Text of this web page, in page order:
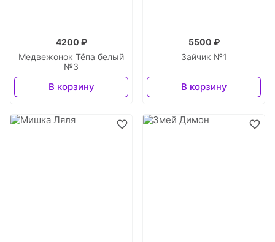
Медвежонок Тёпа белый
№3
4200 ₽
В корзину
Зайчик №1
5500 ₽
В корзину